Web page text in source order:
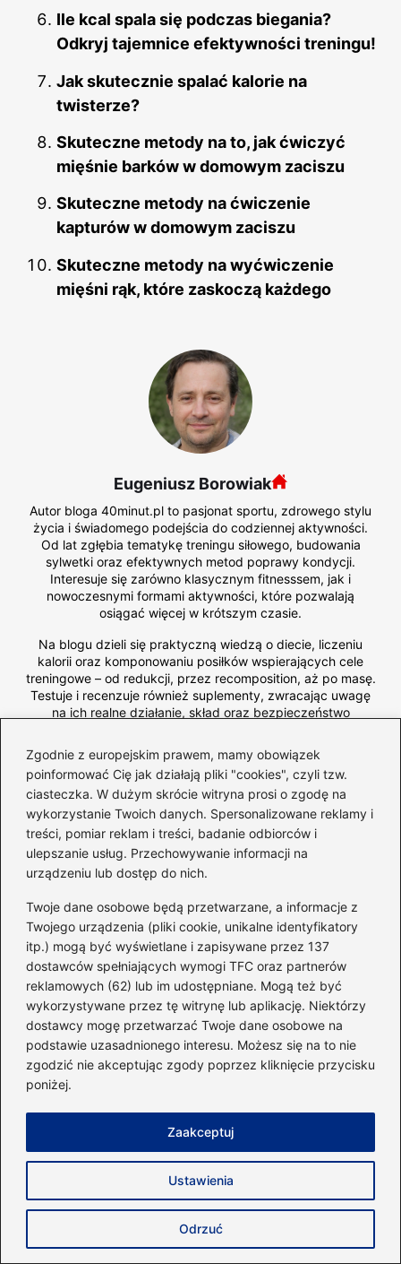
Zgodnie z europejskim prawem, mamy obowiązek
poinformować Cię jak działają pliki "cookies", czyli tzw.
ciasteczka. W dużym skrócie witryna prosi o zgodę na
wykorzystanie Twoich danych. Spersonalizowane reklamy i
treści, pomiar reklam i treści, badanie odbiorców i
ulepszanie usług. Przechowywanie informacji na
urządzeniu lub dostęp do nich.
Twoje dane osobowe będą przetwarzane, a informacje z
Twojego urządzenia (pliki cookie, unikalne identyfikatory
itp.) mogą być wyświetlane i zapisywane przez 137
dostawców spełniających wymogi TFC oraz partnerów
reklamowych (62) lub im udostępniane. Mogą też być
wykorzystywane przez tę witrynę lub aplikację. Niektórzy
dostawcy mogę przetwarzać Twoje dane osobowe na
podstawie uzasadnionego interesu. Możesz się na to nie
zgodzić nie akceptując zgody poprzez kliknięcie przycisku
poniżej.
Ustawienia
Odrzuć
Zaakceptuj
Ile kcal spala się podczas biegania?
Odkryj tajemnice efektywności treningu!
Jak skutecznie spalać kalorie na
twisterze?
Skuteczne metody na to, jak ćwiczyć
mięśnie barków w domowym zaciszu
Skuteczne metody na ćwiczenie
kapturów w domowym zaciszu
Skuteczne metody na wyćwiczenie
mięśni rąk, które zaskoczą każdego
Eugeniusz Borowiak
Autor bloga 40minut.pl to pasjonat sportu, zdrowego stylu
życia i świadomego podejścia do codziennej aktywności.
Od lat zgłębia tematykę treningu siłowego, budowania
sylwetki oraz efektywnych metod poprawy kondycji.
Interesuje się zarówno klasycznym fitnesssem, jak i
nowoczesnymi formami aktywności, które pozwalają
osiągać więcej w krótszym czasie.
Na blogu dzieli się praktyczną wiedzą o diecie, liczeniu
kalorii oraz komponowaniu posiłków wspierających cele
treningowe – od redukcji, przez recomposition, aż po masę.
Testuje i recenzuje również suplementy, zwracając uwagę
na ich realne działanie, skład oraz bezpieczeństwo
←
Kto pełni rolę trenera ruchu w Chorzowie?
Odkrywamy tajemnice lokalnej kadry!
→
Czy długi trening naprawdę przynosi oczekiwane
rezultaty?
Dodaj komentarz
Twój adres email nie zostanie opublikowany.
Wymagane pola są oznaczone
*
Komentarz*